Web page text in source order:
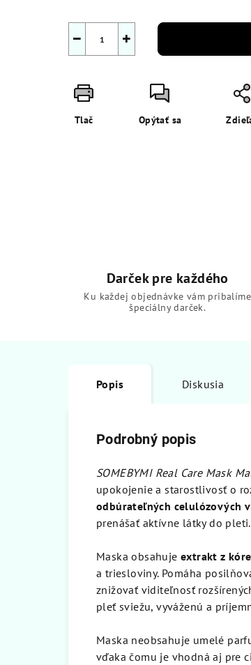
+
−
Tlač Opýtať sa
Darček pre každého
Ku každej objednávke vám pribalíme
špeciálny darček.
Popis Diskusia
Podrobný popis
SOMEBYMI Real Care Mask
upokojenie a starostlivosť o
odbúrateľných celulózových
prenášať aktívne látky do pleti.
Maska obsahuje extrakt z
a triesloviny. Pomáha
znižovať viditeľnosť
pleť sviežu, vyváženú a
Maska neobsahuje umelé
vďaka čomu je vhodná aj pre